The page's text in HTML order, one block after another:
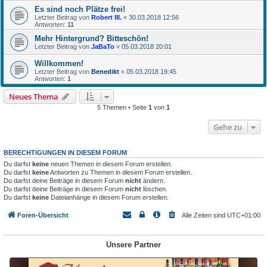
Es sind noch Plätze frei!
Letzter Beitrag von Robert III. « 30.03.2018 12:56
Antworten: 11
Mehr Hintergrund? Bitteschön!
Letzter Beitrag von JaBaTo « 05.03.2018 20:01
Willkommen!
Letzter Beitrag von Benedikt « 05.03.2018 19:45
Antworten: 1
Neues Thema
5 Themen • Seite 1 von 1
Gehe zu
BERECHTIGUNGEN IN DIESEM FORUM
Du darfst keine neuen Themen in diesem Forum erstellen.
Du darfst keineAntworten zu Themen in diesem Forum erstellen.
Du darfst deine Beiträge in diesem Forum nicht ändern.
Du darfst deine Beiträge in diesem Forum nicht löschen.
Du darfst keine Dateianhänge in diesem Forum erstellen.
Foren-Übersicht Alle Zeiten sind UTC+01:00
Unsere Partner